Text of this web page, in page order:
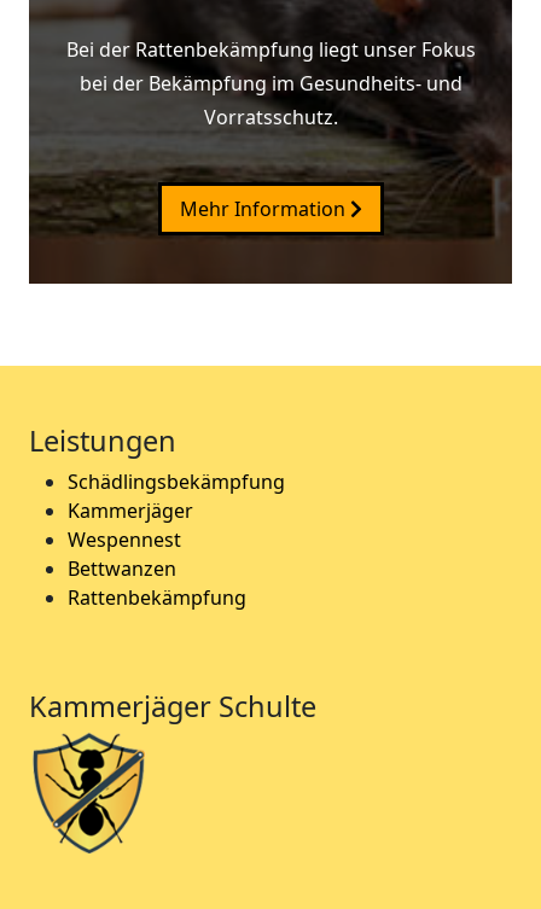
Bei der Rattenbekämpfung liegt unser Fokus
bei der Bekämpfung im Gesundheits- und
Vorratsschutz.
Mehr Information
Leistungen
Schädlingsbekämpfung
Kammerjäger
Wespennest
Bettwanzen
Rattenbekämpfung
Kammerjäger Schulte